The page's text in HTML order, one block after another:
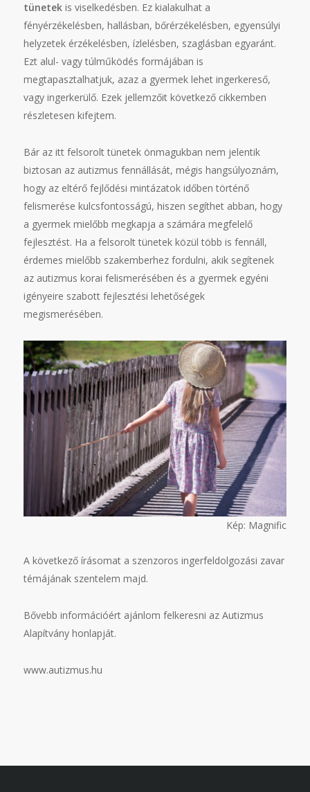
tünetekis viselkedésben. Ez kialakulhat a
fényérzékelésben, hallásban, bőrérzékelésben, egyensúlyi
helyzetek érzékelésben, ízlelésben, szaglásban egyaránt.
Ezt alul- vagy túlműködés formájában is
megtapasztalhatjuk, azaz a gyermek lehet ingerkereső,
vagy ingerkerülő. Ezek jellemzőit következő cikkemben
részletesen kifejtem.
Bár az itt felsorolt tünetek önmagukban nem jelentik
biztosan az autizmus fennállását, mégis hangsúlyoznám,
hogy az eltérő fejlődési mintázatok időben történő
felismerése kulcsfontosságú, hiszen segíthet abban, hogy
a gyermek mielőbb megkapja a számára megfelelő
fejlesztést. Ha a felsorolt tünetek közül több is fennáll,
érdemes mielőbb szakemberhez fordulni, akik segítenek
az autizmus korai felismerésében és a gyermek egyéni
igényeire szabott fejlesztési lehetőségek
megismerésében.
Kép: Magnific
A következő írásomat a szenzoros ingerfeldolgozási zavar
témájának szentelem majd.
Bővebb információért ajánlom felkeresni az Autizmus
Alapítvány honlapját.
www.autizmus.hu